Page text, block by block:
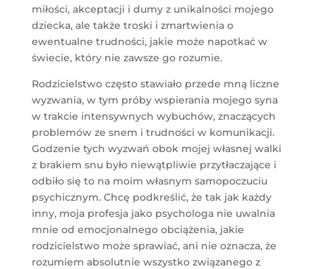
miłości, akceptacji i dumy z unikalności mojego
dziecka, ale także troski i zmartwienia o
ewentualne trudności, jakie może napotkać w
świecie, który nie zawsze go rozumie.
Rodzicielstwo często stawiało przede mną liczne
wyzwania, w tym próby wspierania mojego syna
w trakcie intensywnych wybuchów, znaczących
problemów ze snem i trudności w komunikacji.
Godzenie tych wyzwań obok mojej własnej walki
z brakiem snu było niewątpliwie przytłaczające i
odbiło się to na moim własnym samopoczuciu
psychicznym. Chcę podkreślić, że tak jak każdy
inny, moja profesja jako psychologa nie uwalnia
mnie od emocjonalnego obciążenia, jakie
rodzicielstwo może sprawiać, ani nie oznacza, że
rozumiem absolutnie wszystko związanego z